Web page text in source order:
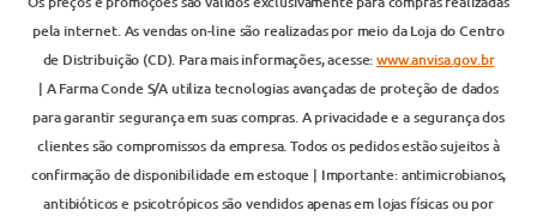
pela internet. As vendas on-line são realizadas por meio da Loja do Centro
de Distribuição (CD). Para mais informações, acesse:www.anvisa.gov.br
| A Farma Conde S/A utiliza tecnologias avançadas de proteção de dados
para garantir segurança em suas compras. A privacidade e a segurança dos
clientes são compromissos da empresa. Todos os pedidos estão sujeitos à
confirmação de disponibilidade em estoque | Importante: antimicrobianos,
antibióticos e psicotrópicos são vendidos apenas em lojas físicas ou por